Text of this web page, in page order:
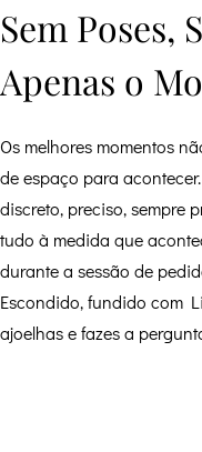
Sem Poses,
Apenas o
Os melhores momentos
de espaço para
discreto, preciso, sempre
tudo à medida que
durante a sessão de
Escondido, fundido com
ajoelhas e fazes a